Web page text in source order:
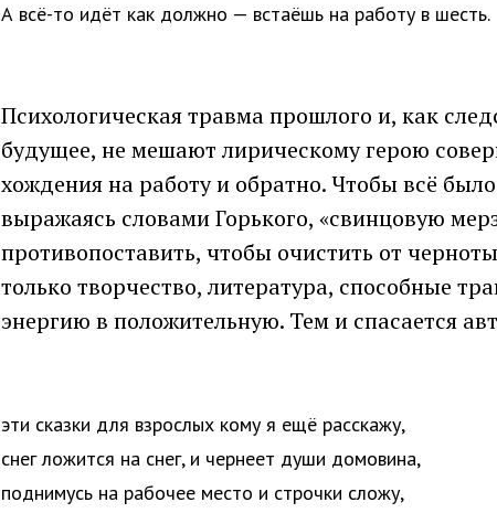
А всё-то идёт как должно — встаёшь на работу в шесть.
Психологическая травма прошлого и, как
будущее, не мешают лирическому герою
хождения на работу и обратно. Чтобы всё
выражаясь словами Горького, «свинцовую
противопоставить, чтобы очистить от
только творчество, литература, способные
энергию в положительную. Тем и спасается
эти сказки для взрослых кому я ещё расскажу,
снег ложится на снег, и чернеет души домовина,
поднимусь на рабочее место и строчки сложу,